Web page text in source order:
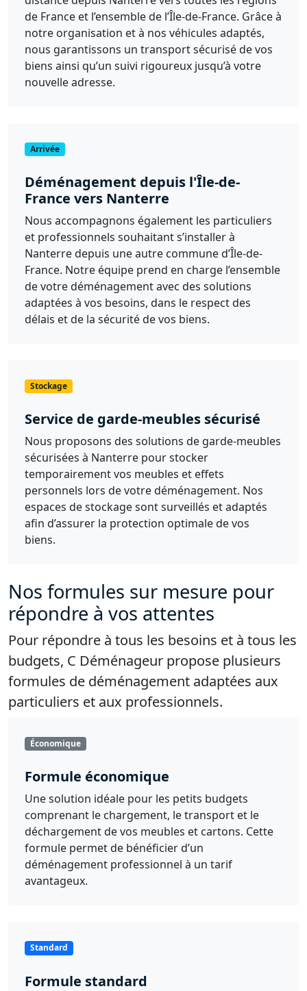
de France et l’ensemble de l’Île-de-France. Grâce à
notre organisation et à nos véhicules adaptés,
nous garantissons un transport sécurisé de vos
biens ainsi qu’un suivi rigoureux jusqu’à votre
nouvelle adresse.
Arrivée
Déménagement depuis l'Île-de-
France vers Nanterre
Nous accompagnons également les particuliers
et professionnels souhaitant s’installer à
Nanterre depuis une autre commune d’Île-de-
France. Notre équipe prend en charge l’ensemble
de votre déménagement avec des solutions
adaptées à vos besoins, dans le respect des
délais et de la sécurité de vos biens.
Stockage
Service de garde-meubles sécurisé
Nous proposons des solutions de garde-meubles
sécurisées à Nanterre pour stocker
temporairement vos meubles et effets
personnels lors de votre déménagement. Nos
espaces de stockage sont surveillés et adaptés
afin d’assurer la protection optimale de vos
biens.
Nos formules sur mesure pour
répondre à vos attentes
Pour répondre à tous les besoins et à tous les
budgets, C Déménageur propose plusieurs
formules de déménagement adaptées aux
particuliers et aux professionnels.
Économique
Formule économique
Une solution idéale pour les petits budgets
comprenant le chargement, le transport et le
déchargement de vos meubles et cartons. Cette
formule permet de bénéficier d’un
déménagement professionnel à un tarif
avantageux.
Standard
Formule standard